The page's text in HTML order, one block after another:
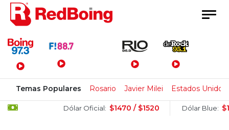
Menú Principal
Temas Populares Rosario Javier Milei Estados Unidos
Dólar Oficial: $1470 / $1520 Dólar Blue: $1505 /